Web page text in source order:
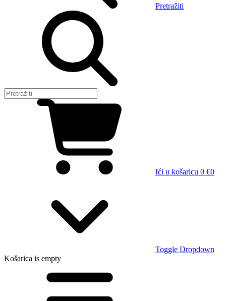
Pretražiti
Ići u košaricu 0 €0
Toggle Dropdown
Košarica is empty